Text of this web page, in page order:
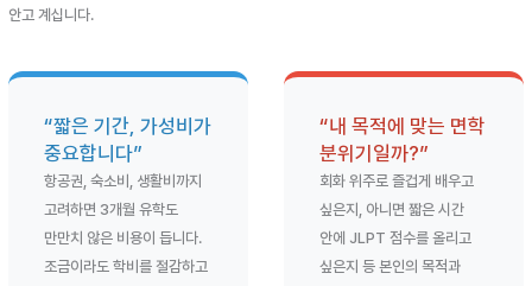
안고 계십니다.
“짧은 기간, 가성비가
중요합니다”
항공권, 숙소비, 생활비까지
고려하면 3개월 유학도
만만치 않은 비용이 듭니다.
조금이라도 학비를 절감하고
“내 목적에 맞는 면학
분위기일까?”
회화 위주로 즐겁게 배우고
싶은지, 아니면 짧은 시간
안에 JLPT 점수를 올리고
싶은지 등 본인의 목적과